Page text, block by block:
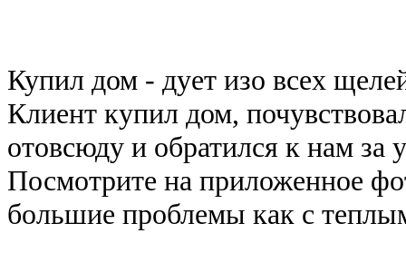
Купил дом - дует изо всех
Клиент купил дом,
отовсюду и обратился к нам за
Посмотрите на приложенное
большие проблемы как с